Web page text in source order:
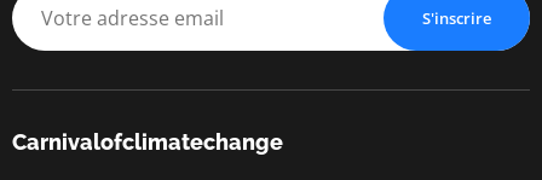
S'inscrire
Carnivalofclimatechange